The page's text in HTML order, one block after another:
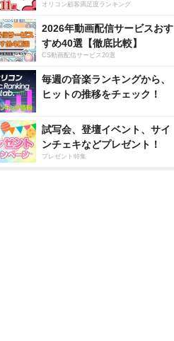
オリコン顧客満足度ランキング
2026年動画配信サービスおす
すめ40選【徹底比較】
CS動画配信サービス20選
毎週の音楽ランキングから、
ヒットの推移をチェック！
試写会、登壇イベント、サイ
ンチェキなどプレゼント！
プレゼント特集